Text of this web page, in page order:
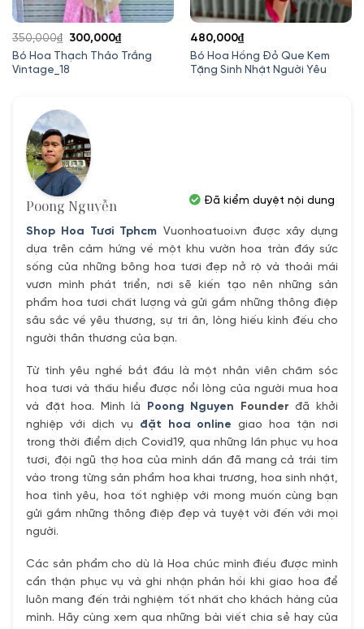
Bó Hoa Thạch Thảo Trắng
Vintage_18
350,000₫
Giá
gốc
là:
300,000₫Giá
hiện
Bó Hoa Hồng Đỏ Que Kem
Tặng Sinh Nhật Người Yêu
480,000₫
Poong Nguyễn
Shop Hoa Tươi Tphcm Vuonhoatuoi.vn được xây dựng
dựa trên cảm hứng về một khu vườn hoa tràn đầy sức
sống của những bông hoa tươi đẹp nở rộ và thoải mái
vươn mình phát triển, nơi sẽ kiến tạo nên những sản
phẩm hoa tươi chất lượng và gửi gắm những thông điệp
sâu sắc về yêu thương, sự tri ân, lòng hiếu kính đếu cho
người thân thương của bạn.
Từ tình yêu nghề bắt đầu là một nhân viên chăm sóc
hoa tươi và thấu hiểu được nổi lòng của người mua hoa
và đặt hoa. Mình là Poong Nguyen Founder đã khởi
nghiệp với dịch vụ đặt hoa online giao hoa tận nơi
trong thời điểm dịch Covid19, qua những lần phục vụ hoa
tươi, đội ngũ thợ hoa của mình dần đã mang cả trái tím
vào trong từng sản phẩm hoa khai trương, hoa sinh nhật,
hoa tình yêu, hoa tốt nghiệp với mong muốn cùng bạn
gửi gắm những thông điệp đẹp và tuyệt vời đến với mọi
người.
Các sản phẩm cho dù là Hoa chúc mình điều được mình
cẩn thận phục vụ và ghi nhận phản hồi khi giao hoa để
luôn mang đến trải nghiệm tốt nhất cho khách hàng của
mình. Hãy cùng xem qua những bài viết chia sẻ hay của
Đã kiểm duyệt nội dung